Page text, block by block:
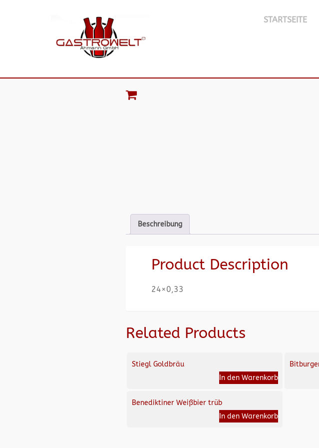
STARTSEITE
Beschreibung
Product Description
24×0,33
Related Products
Stiegl Goldbräu
In den Warenkorb
Benediktiner Weißbier trüb
In den Warenkorb